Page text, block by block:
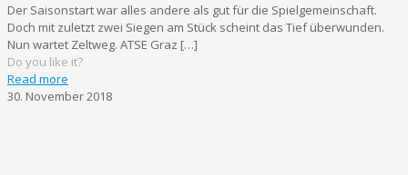
Der Saisonstart war alles andere als gut für die Spielgemeinschaft.
Doch mit zuletzt zwei Siegen am Stück scheint das Tief überwunden.
Nun wartet Zeltweg. ATSE Graz […]
Do you like it?
Read more
30. November 2018